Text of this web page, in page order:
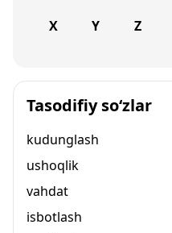
X Y Z
Tasodifiy so‘zlar
kudunglash
ushoqlik
vahdat
isbotlash